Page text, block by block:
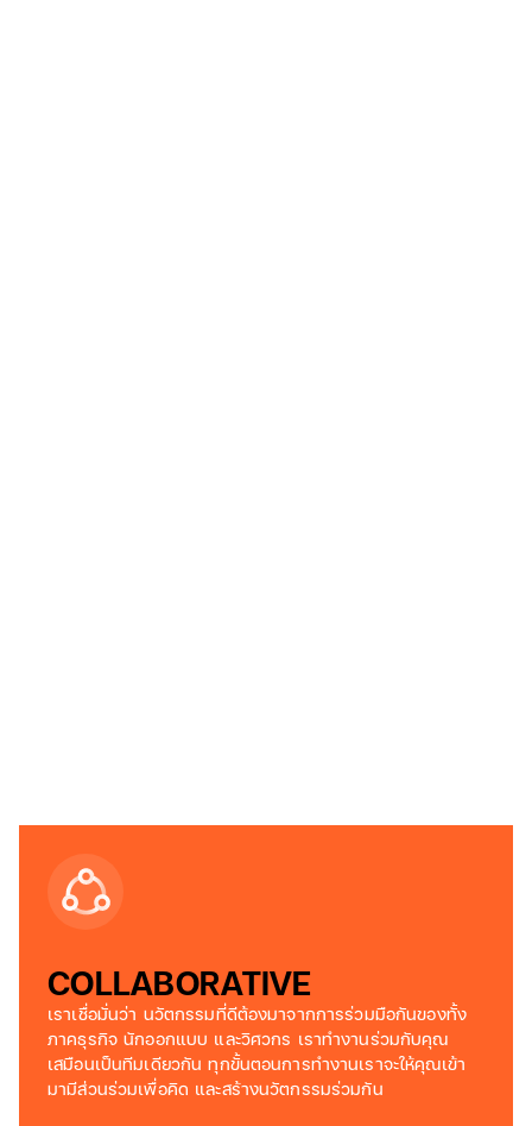
COLLABORATIVE
เราเชื่อมั่นว่า นวัตกรรมที่ดีต้องมาจากการร่วมมือกันของทั้ง
ภาคธุรกิจ นักออกแบบ และวิศวกร เราทำงานร่วมกับคุณ
เสมือนเป็นทีมเดียวกัน ทุกขั้นตอนการทำงานเราจะให้คุณเข้า
มามีส่วนร่วมเพื่อคิด และสร้างนวัตกรรมร่วมกัน